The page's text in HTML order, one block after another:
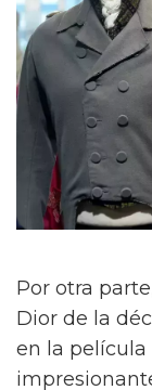
Por otra
Dior de la
en la película